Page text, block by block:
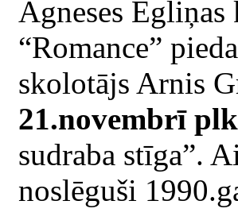
Agneses Egliņas
“Romance”
skolotājs Arnis
21.novembrī
sudraba stīga”.
noslēguši